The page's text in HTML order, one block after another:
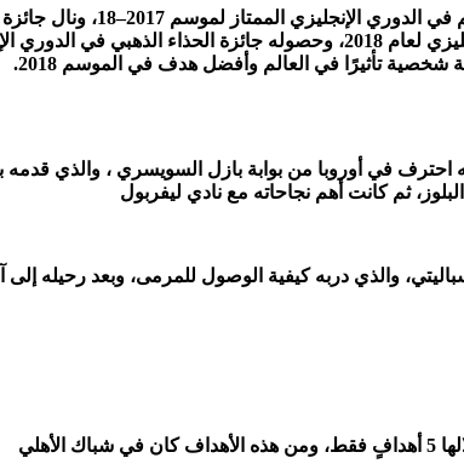
في أوروبا من بوابة بازل السويسري ، والذي قدمه
ثم كانت أهم نجاحاته مع نادي ليفربول
والذي دربه كيفية الوصول للمرمى، وبعد رحيله